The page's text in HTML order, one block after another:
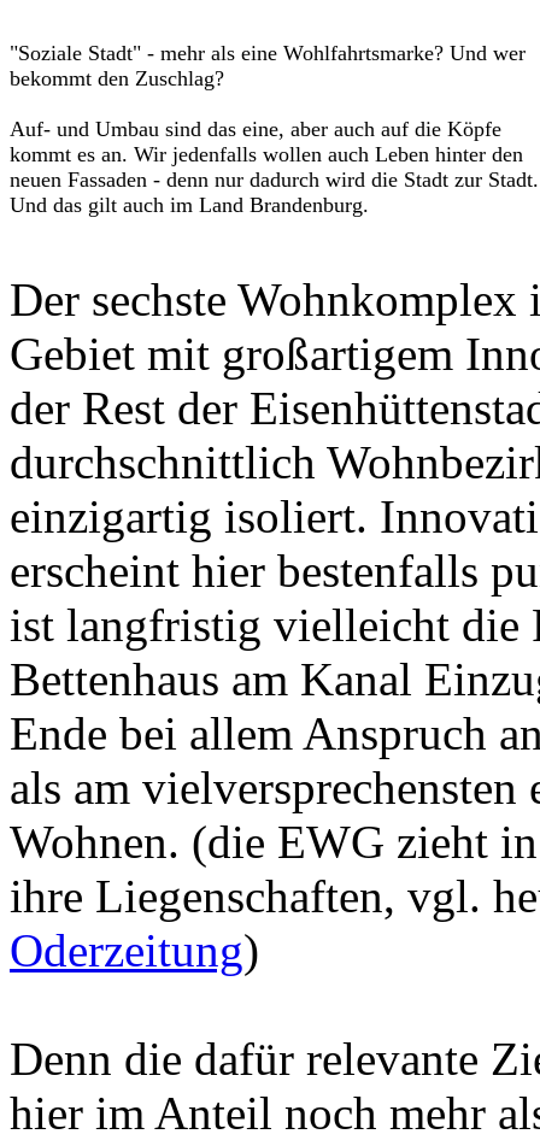
"Soziale Stadt" - mehr als eine Wohlfahrtsmarke? Und wer
bekommt den Zuschlag?
Auf- und Umbau sind das eine, aber auch auf die Köpfe
kommt es an. Wir jedenfalls wollen auch Leben hinter den
neuen Fassaden - denn nur dadurch wird die Stadt zur Stadt.
Und das gilt auch im Land Brandenburg.
Der sechste
Gebiet mit großartigem
der Rest der
durchschnittlich
einzigartig isoliert.
erscheint hier bestenfalls
ist langfristig vielleicht die
Bettenhaus am Kanal
Ende bei allem Anspruch
als am vielversprechensten
Wohnen. (die EWG zieht
ihre Liegenschaften, vgl.
Oderzeitung)
Denn die dafür relevante
hier im Anteil noch mehr